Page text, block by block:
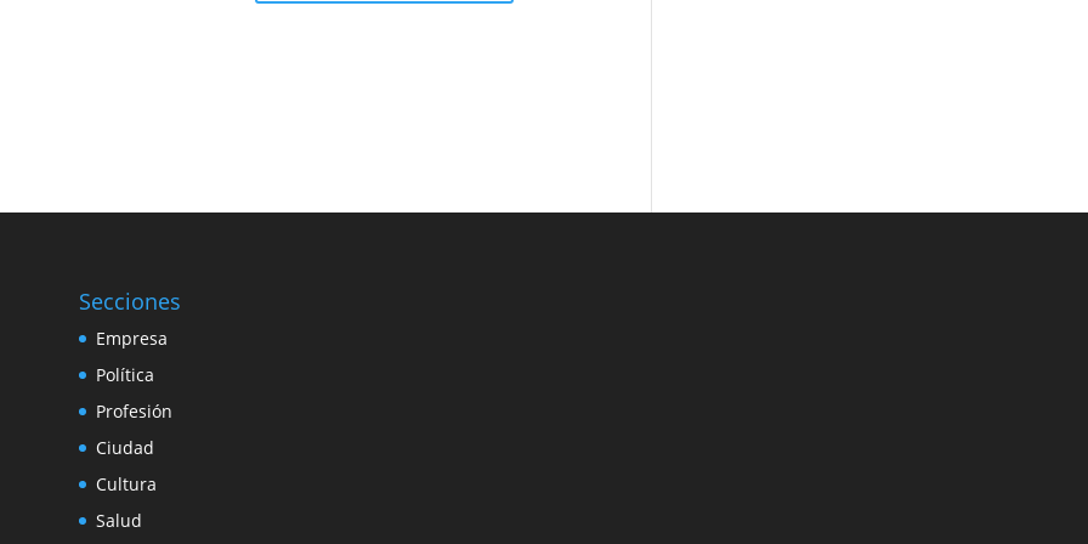
Secciones
Empresa
Política
Profesión
Ciudad
Cultura
Salud